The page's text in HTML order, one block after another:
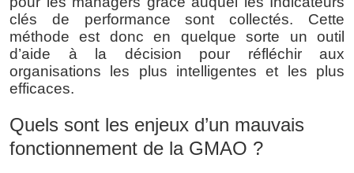
clés de performance sont collectés. Cette
méthode est donc en quelque sorte un outil
d’aide à la décision pour réfléchir aux
organisations les plus intelligentes et les plus
efficaces.
Quels sont les enjeux d’un mauvais
fonctionnement de la GMAO ?